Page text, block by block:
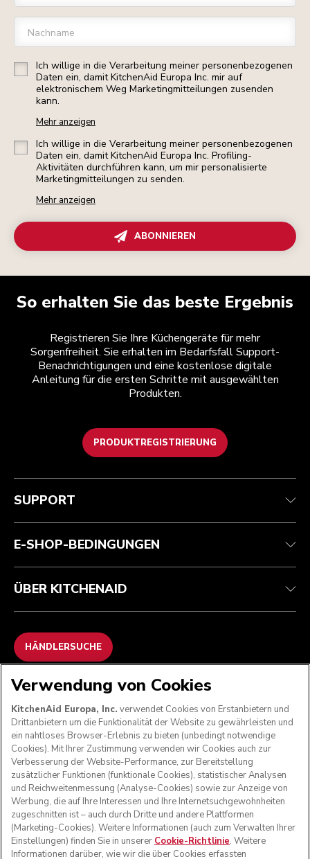
Nachname
Ich willige in die Verarbeitung meiner personenbezogenen
Daten ein, damit KitchenAid Europa Inc. mir auf
elektronischem Weg Marketingmitteilungen zusenden
kann.
Mehr anzeigen
Ich willige in die Verarbeitung meiner personenbezogenen
Daten ein, damit KitchenAid Europa Inc. Profiling-
Aktivitäten durchführen kann, um mir personalisierte
Marketingmitteilungen zu senden.
Mehr anzeigen
ABONNIEREN
So erhalten Sie das beste Ergebnis
Registrieren Sie Ihre Küchengeräte für mehr
Sorgenfreiheit. Sie erhalten im Bedarfsfall Support-
Benachrichtigungen und eine kostenlose digitale
Anleitung für die ersten Schritte mit ausgewählten
Produkten.
PRODUKTREGISTRIERUNG
Kundenservice
Garantie und Dokumente
Kontaktieren Sie uns.
Teilnahmebedingungen
Rückgaben und Erstattungen
Impressum
ODR
Die Marke
Händlersuche
SUPPORT
E-SHOP-BEDINGUNGEN
ÜBER KITCHENAID
HÄNDLERSUCHE
WIR AKZEPTIEREN
FOLGEN SIE UNS
Verwendung von Cookies
KitchenAid Europa, Inc. verwendet Cookies von Erstanbietern und
Drittanbietern um die Funktionalität der Website zu gewährleisten und
ein nahtloses Browser-Erlebnis zu bieten (unbedingt notwendige
Cookies). Mit Ihrer Zustimmung verwenden wir Cookies auch zur
Verbesserung der Website-Performance, zur Bereitstellung
zusätzlicher Funktionen (funktionale Cookies), statistischer Analysen
und Reichweitenmessung (Analyse-Cookies) sowie zur Anzeige von
Werbung, die auf Ihre Interessen und Ihre Internetsuchgewohnheiten
zugeschnitten ist – auch durch Dritte und andere Plattformen
(Marketing-Cookies). Weitere Informationen (auch zum Verwalten Ihrer
Einstellungen) finden Sie in unserer Cookie-Richtlinie. Weitere
Informationen darüber, wie wir die über Cookies erfassten